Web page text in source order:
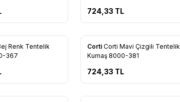
724,33 TL
Ekle
Renk Tentelik
367
Yeni
Favorilere Ekle
Corti Corti Mavi Çizgili Tentelik
Kumaş 8000-381
724,33 TL